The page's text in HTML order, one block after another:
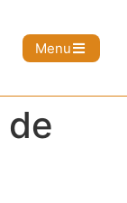
Menu